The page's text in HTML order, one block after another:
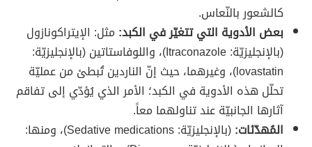
كالشعور بالنّعاس.
بعض الأدوية التي تتغيّر في الكبد: مثل: الإيتراكونازول
(بالإنجليزيّة: Itraconazole)، واللوفاستاتين (بالإنجليزيّة:
lovastatin)، وغيرهما، حيث إنّ الناردين تُبطئ من عمليّة
تحلّل هذه الأدوية في الكبد؛ الأمر الذي يُؤدّي إلى تفاقم
آثارها الجانبيّة عند تناولهما معاً.‏
المُهدّئات:
(بالإنجليزيّة: Sedative medications)، ومنها: